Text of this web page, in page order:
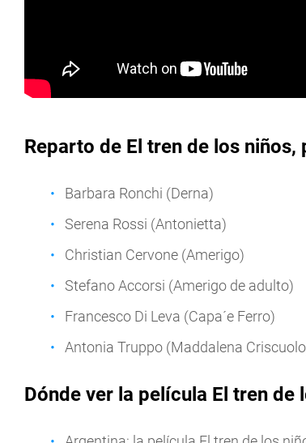
Reparto de El tren de los
Barbara Ronchi (Derna)
Serena Rossi (Antonietta)
Christian Cervone (Amerigo)
Stefano Accorsi (Amerigo de adulto)
Francesco Di Leva (Capa´e Ferro)
Antonia Truppo (Maddalena
Dónde ver la película El tren